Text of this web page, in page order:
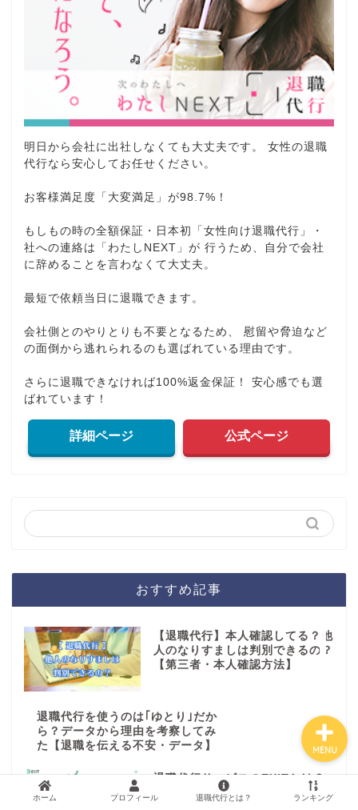
明日から会社に出社しなくても大丈夫です。 女性の退職
代行なら安心してお任せください。
お客様満足度「大変満足」が98.7%！
もしもの時の全額保証・日本初「女性向け退職代行」・
社への連絡は「わたしNEXT」が 行うため、自分で会社
に辞めることを言わなくて大丈夫。
最短で依頼当日に退職できます。
会社側とのやりとりも不要となるため、 慰留や脅迫など
の面倒から逃れられるのも選ばれている理由です。
さらに退職できなければ100%返金保証！ 安心感でも選
ばれています！
詳細ページ 公式ページ
おすすめ記事
【退職代行】本人確認してる？他
人のなりすましは判別できるの？
【第三者・本人確認方法】
退職代行を使うのは｢ゆとり｣だか
ら？データから理由を考察してみ
た【退職を伝える不安・データ】
退職代行サービスのEXITとは？
特徴や依頼の流れを解説します！
ホーム プロフィール 退職代行とは？ ランキング
MENU
ホーム
退職代行サービスとは？
退職代行業者ランキング